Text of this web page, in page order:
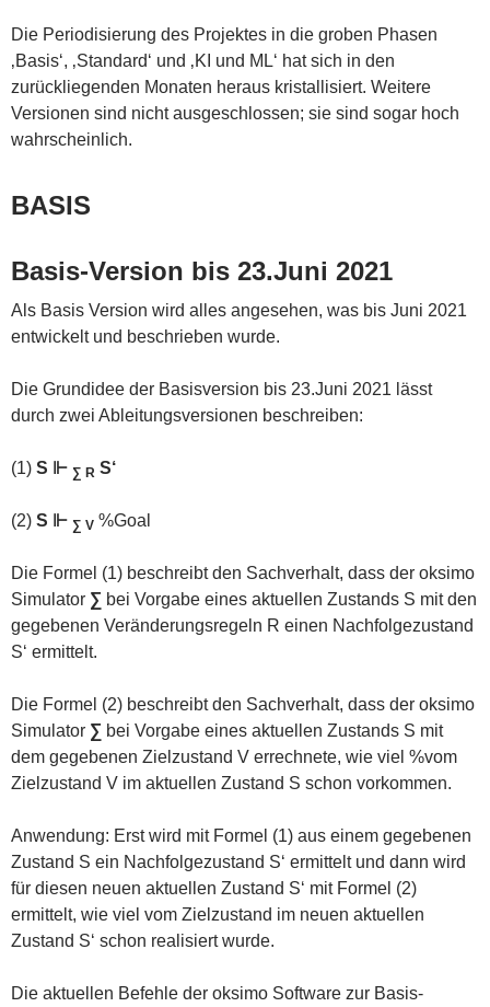
Die Periodisierung des Projektes in die groben Phasen
‚Basis‘, ‚Standard‘ und ‚KI und ML‘ hat sich in den
zurückliegenden Monaten heraus kristallisiert. Weitere
Versionen sind nicht ausgeschlossen; sie sind sogar hoch
wahrscheinlich.
BASIS
Basis-Version bis 23.Juni 2021
Als Basis Version wird alles angesehen, was bis Juni 2021
entwickelt und beschrieben wurde.
Die Grundidee der Basisversion bis 23.Juni 2021 lässt
durch zwei Ableitungsversionen beschreiben:
(1) S ⊩ ∑ R S‘
(2) S ⊩ ∑ V %Goal
Die Formel (1) beschreibt den Sachverhalt, dass der oksimo
Simulator ∑ bei Vorgabe eines aktuellen Zustands S mit den
gegebenen Veränderungsregeln R einen Nachfolgezustand
S‘ ermittelt.
Die Formel (2) beschreibt den Sachverhalt, dass der oksimo
Simulator ∑ bei Vorgabe eines aktuellen Zustands S mit
dem gegebenen Zielzustand V errechnete, wie viel %vom
Zielzustand V im aktuellen Zustand S schon vorkommen.
Anwendung: Erst wird mit Formel (1) aus einem gegebenen
Zustand S ein Nachfolgezustand S‘ ermittelt und dann wird
für diesen neuen aktuellen Zustand S‘ mit Formel (2)
ermittelt, wie viel vom Zielzustand im neuen aktuellen
Zustand S‘ schon realisiert wurde.
Die aktuellen Befehle der oksimo Software zur Basis-